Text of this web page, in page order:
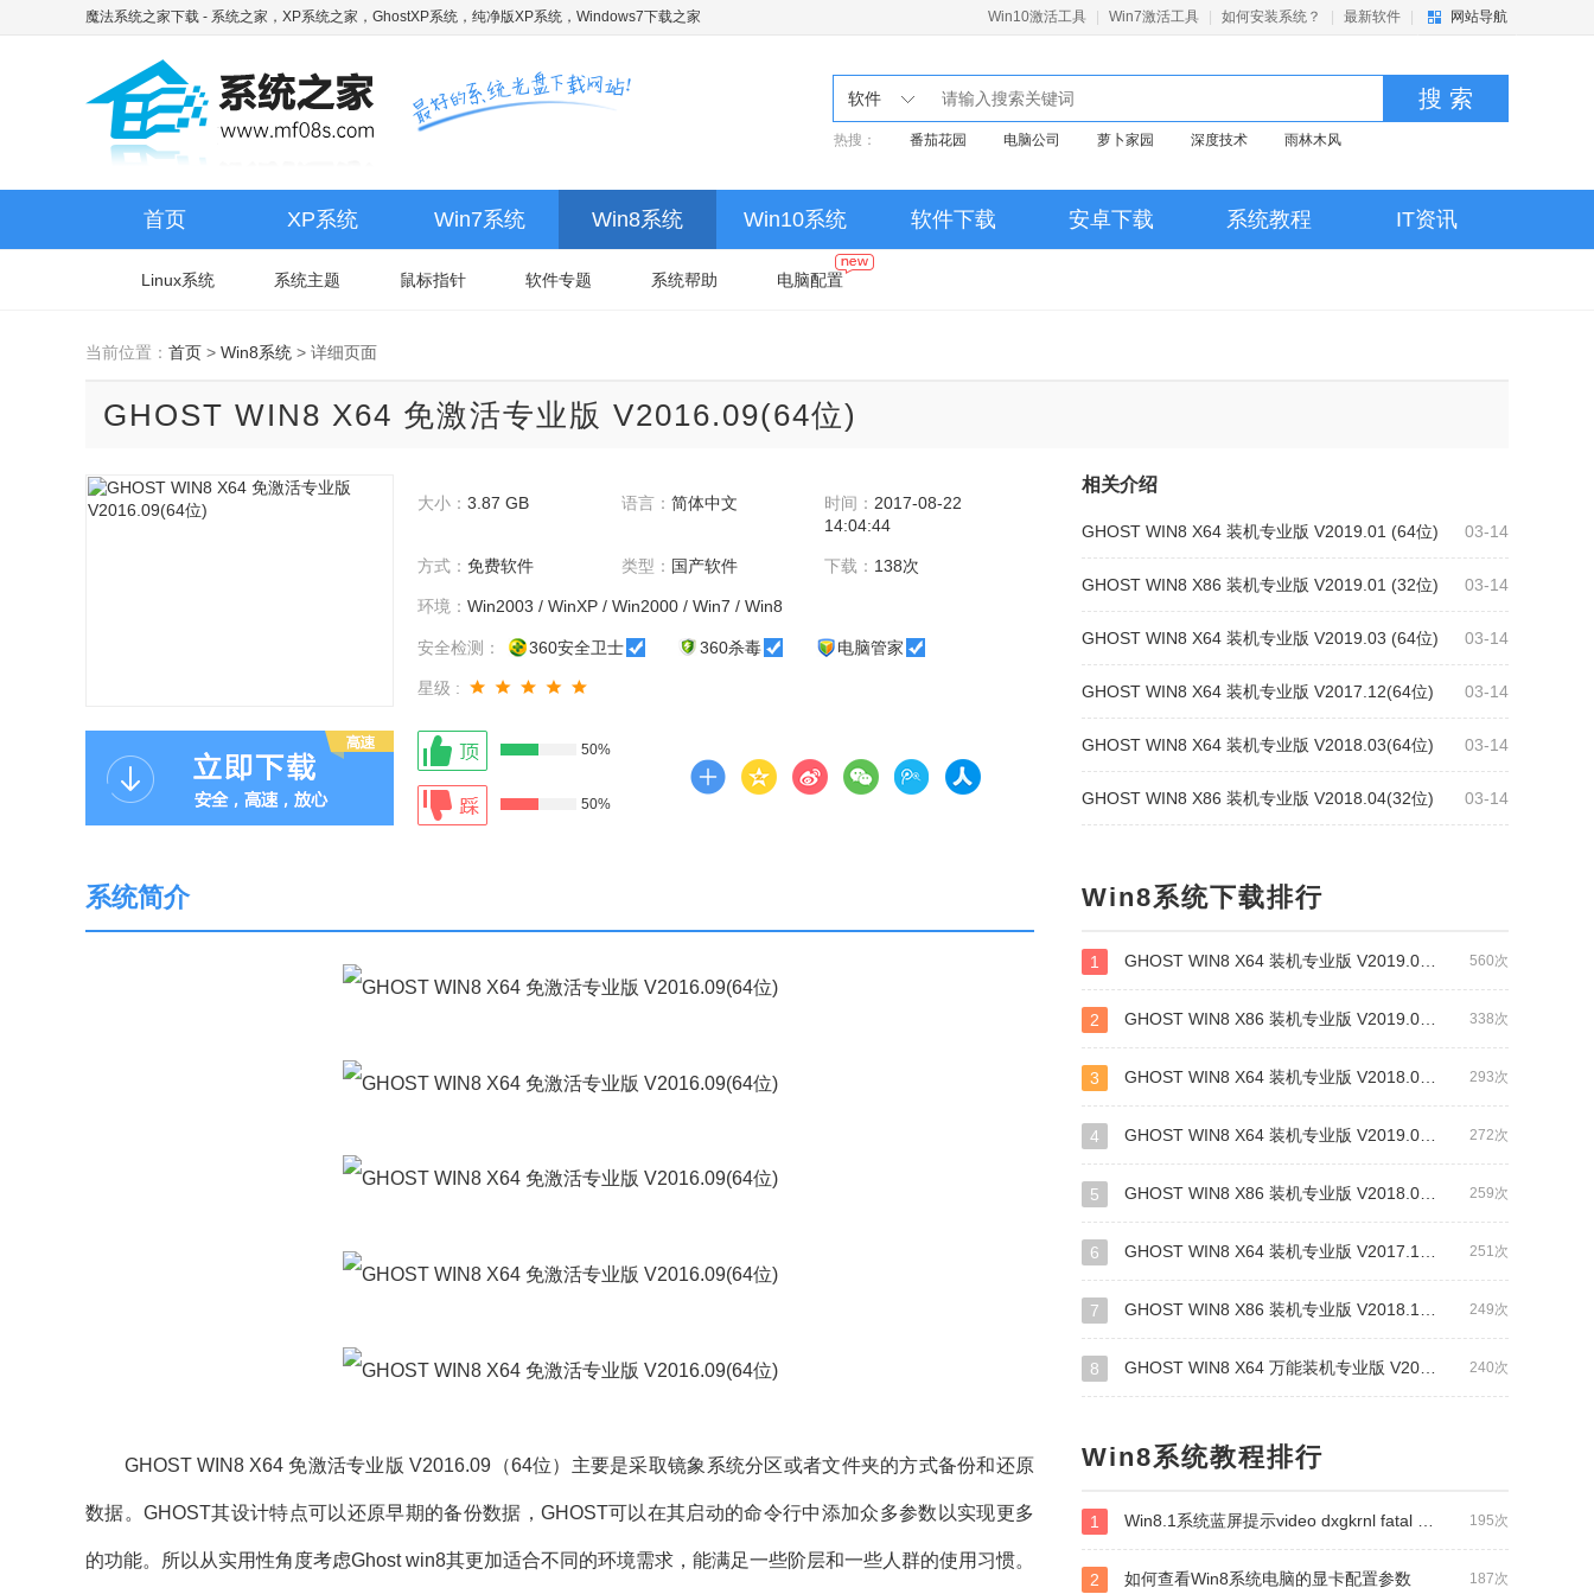
魔法系统之家下载 - 系统之家，XP系统之家，GhostXP系统，纯净版XP系统，Windows7下载之家 Win10激活工具 Win7激活工具 如何安装系统？ 最新软件 网站导航
软件 搜 索
热搜： 番茄花园 电脑公司 萝卜家园 深度技术 雨林木风
首页 XP系统 Win7系统 Win8系统 Win10系统 软件下载 安卓下载 系统教程 IT资讯
Linux系统 系统主题 鼠标指针 软件专题 系统帮助 电脑配置
当前位置： 首页 > Win8系统 > 详细页面
GHOST WIN8 X64 免激活专业版 V2016.09(64位)
大小： 3.87 GB 语言： 简体中文 时间： 2017-08-22
14:04:44
方式： 免费软件 类型： 国产软件 下载： 138次
环境： Win2003 / WinXP / Win2000 / Win7 / Win8
安全检测： 360安全卫士 360杀毒 电脑管家
星级 :
50%
50%
系统简介
GHOST WIN8 X64 免激活专业版 V2016.09（64位）主要是采取镜象系统分区或者文件夹的方式备份和还原
数据。GHOST其设计特点可以还原早期的备份数据，GHOST可以在其启动的命令行中添加众多参数以实现更多
的功能。所以从实用性角度考虑Ghost win8其更加适合不同的环境需求，能满足一些阶层和一些人群的使用习惯。
相关介绍
03-14
GHOST WIN8 X64 装机专业版 V2019.01 (64位)
03-14
GHOST WIN8 X86 装机专业版 V2019.01 (32位)
03-14
GHOST WIN8 X64 装机专业版 V2019.03 (64位)
03-14
GHOST WIN8 X64 装机专业版 V2017.12(64位)
03-14
GHOST WIN8 X64 装机专业版 V2018.03(64位)
03-14
GHOST WIN8 X86 装机专业版 V2018.04(32位)
Win8系统下载排行
560次
1 GHOST WIN8 X64 装机专业版 V2019.01 (64位)
338次
2 GHOST WIN8 X86 装机专业版 V2019.01 (32位)
293次
3 GHOST WIN8 X64 装机专业版 V2018.03(64位)
272次
4 GHOST WIN8 X64 装机专业版 V2019.03 (64位)
259次
5 GHOST WIN8 X86 装机专业版 V2018.04(32位)
251次
6 GHOST WIN8 X64 装机专业版 V2017.12(64位)
249次
7 GHOST WIN8 X86 装机专业版 V2018.12 (32位)
240次
8 GHOST WIN8 X64 万能装机专业版 V2018.05 (64位)
Win8系统教程排行
195次
1 Win8.1系统蓝屏提示video dxgkrnl fatal error错误怎么修复？
187次
2 如何查看Win8系统电脑的显卡配置参数